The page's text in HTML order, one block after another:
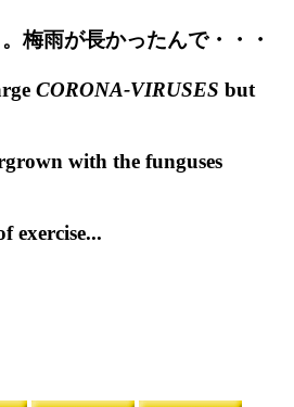
梅雨が長かったんで・・・
CORONA-VIRUSES but
with the funguses
exercise...